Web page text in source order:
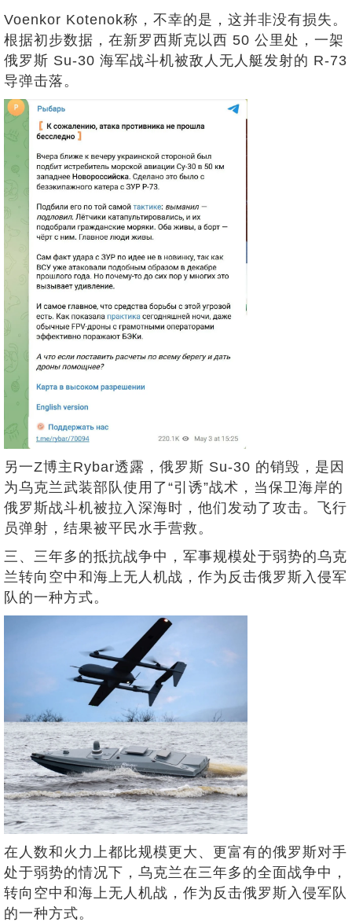
Voenkor Kotenok称，不幸的是，这并非没有损失。
根据初步数据，在新罗西斯克以西 50 公里处，一架
俄罗斯 Su-30 海军战斗机被敌人无人艇发射的 R-73
导弹击落。
另一Z博主Rybar透露，俄罗斯 Su-30 的销毁，是因
为乌克兰武装部队使用了“引诱”战术，当保卫海岸的
俄罗斯战斗机被拉入深海时，他们发动了攻击。飞行
员弹射，结果被平民水手营救。
三、三年多的抵抗战争中，军事规模处于弱势的乌克
兰转向空中和海上无人机战，作为反击俄罗斯入侵军
队的一种方式。
在人数和火力上都比规模更大、更富有的俄罗斯对手
处于弱势的情况下，乌克兰在三年多的全面战争中，
转向空中和海上无人机战，作为反击俄罗斯入侵军队
的一种方式。